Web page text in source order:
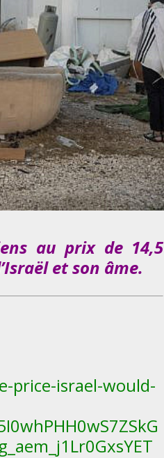
au prix de 14,5
et son âme.
price-israel-would-